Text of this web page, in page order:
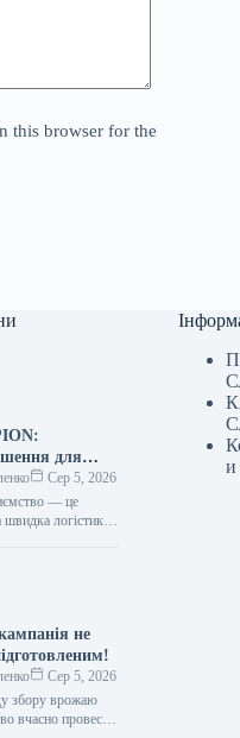
this browser for the
для
Сер 5, 2026
— це
логістика.
з
не
Сер 5, 2026
збору врожаю
вчасно провести
и